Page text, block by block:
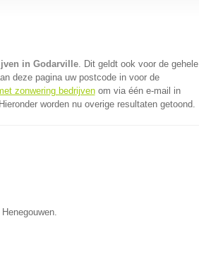
in Godarville. Dit geldt ook voor de gehele
deze pagina uw postcode in voor de
zonwering bedrijvenom via één e-mail in
worden nu overige resultaten getoond.